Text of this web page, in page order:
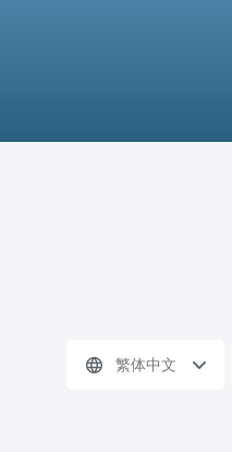
繁体中文